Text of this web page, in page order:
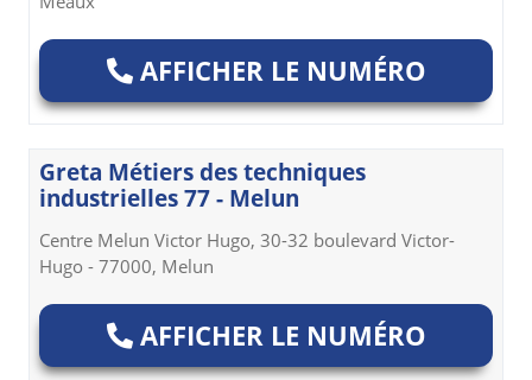
AFFICHER LE NUMÉRO
Greta Métiers des techniques
industrielles 77 - Melun
Centre Melun Victor Hugo, 30-32 boulevard Victor-
Hugo - 77000, Melun
AFFICHER LE NUMÉRO